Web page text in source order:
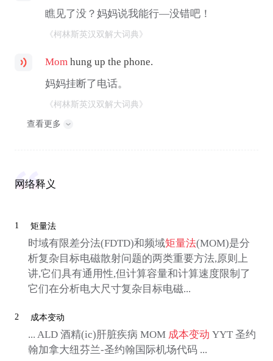
瞧见了没？妈妈说我能行—没错吧！
《柯林斯英汉双解大词典》
Mom hung up the phone.
妈妈挂断了电话。
《柯林斯英汉双解大词典》
查看更多
网络释义
1 矩量法
时域有限差分法(FDTD)和频域矩量法(MOM)是分
析复杂目标电磁散射问题的两类重要方法,原则上
讲,它们具有通用性,但计算容量和计算速度限制了
它们在分析电大尺寸复杂目标电磁...
2 成本变动
... ALD 酒精(ic)肝脏疾病 MOM 成本变动 YYT 圣约
翰加拿大纽芬兰-圣约翰国际机场代码 ...